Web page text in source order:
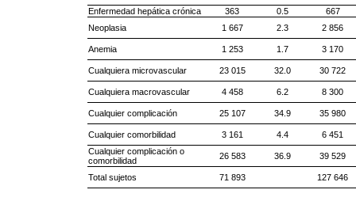
Enfermedad hepática crónica
363 0.5
667
Neoplasia
1 667 2.3 2 856
Anemia 1 253 1.7 3 170
Cualquiera microvascular 23 015 32.0 30 722
Cualquiera macrovascular 4 458 6.2 8 300
Cualquier complicación 25 107 34.9 35 980
Cualquier comorbilidad 3 161 4.4
6 451
Cualquier complicación o
comorbilidad
26 583 36.9 39 529
Total sujetos 71 893 127 646